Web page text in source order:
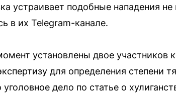
устраивает подобные нападения
в их Telegram-канале.
установлены двое участников
для определения степени
дело по статье о